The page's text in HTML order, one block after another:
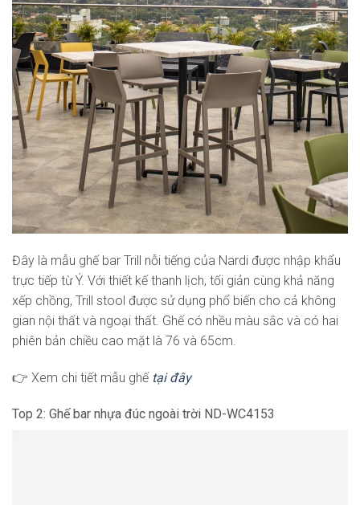
Đây là mẫu ghế bar Trill nỗi tiếng của Nardi được nhập khẩu
trực tiếp từ Ý. Với thiết kế thanh lịch, tối giản cùng khả năng
xếp chồng, Trill stool được sử dụng phổ biến cho cả không
gian nội thất và ngoại thất. Ghế có nhều màu sắc và có hai
phiên bản chiều cao mặt là 76 và 65cm.
👉 Xem chi tiết mẫu ghế tại đây
Top 2: Ghế bar nhựa đúc ngoài trời ND-WC4153